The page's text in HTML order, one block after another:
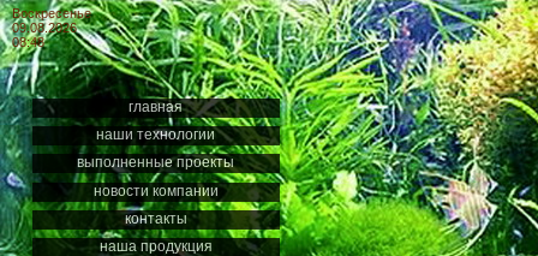
Воскресенье
09.08.2026
08:48
главная
наши технологии
выполненные проекты
новости компании
контакты
наша продукция